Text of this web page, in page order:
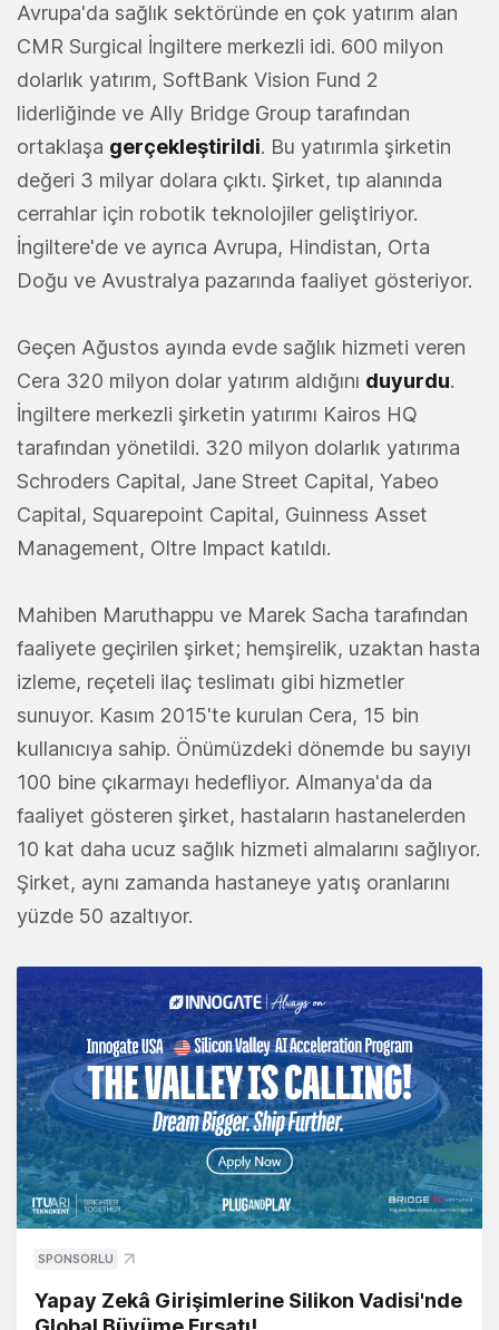
Avrupa'da sağlık sektöründe en çok yatırım alan
CMR Surgical İngiltere merkezli idi. 600 milyon
dolarlık yatırım, SoftBank Vision Fund 2
liderliğinde ve Ally Bridge Group tarafından
ortaklaşa gerçekleştirildi. Bu yatırımla şirketin
değeri 3 milyar dolara çıktı. Şirket, tıp alanında
cerrahlar için robotik teknolojiler geliştiriyor.
İngiltere'de ve ayrıca Avrupa, Hindistan, Orta
Doğu ve Avustralya pazarında faaliyet gösteriyor.
Geçen Ağustos ayında evde sağlık hizmeti veren
Cera 320 milyon dolar yatırım aldığını duyurdu.
İngiltere merkezli şirketin yatırımı Kairos HQ
tarafından yönetildi. 320 milyon dolarlık yatırıma
Schroders Capital, Jane Street Capital, Yabeo
Capital, Squarepoint Capital, Guinness Asset
Management, Oltre Impact katıldı.
Mahiben Maruthappu ve Marek Sacha tarafından
faaliyete geçirilen şirket; hemşirelik, uzaktan hasta
izleme, reçeteli ilaç teslimatı gibi hizmetler
sunuyor. Kasım 2015'te kurulan Cera, 15 bin
kullanıcıya sahip. Önümüzdeki dönemde bu sayıyı
100 bine çıkarmayı hedefliyor. Almanya'da da
faaliyet gösteren şirket, hastaların hastanelerden
10 kat daha ucuz sağlık hizmeti almalarını sağlıyor.
Şirket, aynı zamanda hastaneye yatış oranlarını
yüzde 50 azaltıyor.
SPONSORLU
Yapay Zekâ Girişimlerine Silikon Vadisi'nde